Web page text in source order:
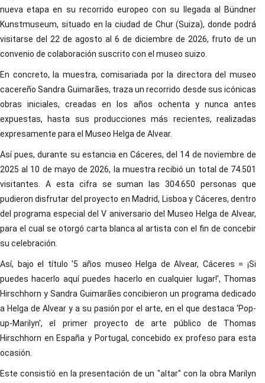
nueva etapa en su recorrido europeo con su llegada al Bündner
Kunstmuseum, situado en la ciudad de Chur (Suiza), donde podrá
visitarse del 22 de agosto al 6 de diciembre de 2026, fruto de un
convenio de colaboración suscrito con el museo suizo.
En concreto, la muestra, comisariada por la directora del museo
cacereño Sandra Guimarães, traza un recorrido desde sus icónicas
obras iniciales, creadas en los años ochenta y nunca antes
expuestas, hasta sus producciones más recientes, realizadas
expresamente para el Museo Helga de Alvear.
Así pues, durante su estancia en Cáceres, del 14 de noviembre de
2025 al 10 de mayo de 2026, la muestra recibió un total de 74.501
visitantes. A esta cifra se suman las 304.650 personas que
pudieron disfrutar del proyecto en Madrid, Lisboa y Cáceres, dentro
del programa especial del V aniversario del Museo Helga de Alvear,
para el cual se otorgó carta blanca al artista con el fin de concebir
su celebración.
Así, bajo el título '5 años museo Helga de Alvear, Cáceres = ¡Si
puedes hacerlo aquí puedes hacerlo en cualquier lugar!', Thomas
Hirschhorn y Sandra Guimarães concibieron un programa dedicado
a Helga de Alvear y a su pasión por el arte, en el que destaca 'Pop-
up-Marilyn', el primer proyecto de arte público de Thomas
Hirschhorn en España y Portugal, concebido ex profeso para esta
ocasión.
Este consistió en la presentación de un "altar" con la obra Marilyn